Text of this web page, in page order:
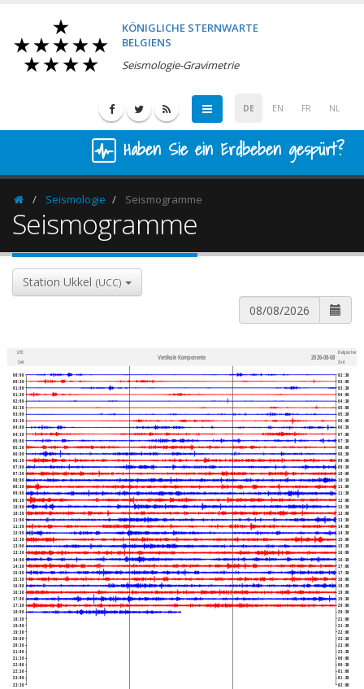
KÖNIGLICHE STERNWARTE
BELGIENS
Seismologie-Gravimetrie
DE EN FR NL
Haben Sie ein Erdbeben gespürt?
HomepageSeismologie Seismogramme
Seismogramme
Station Ukkel (UCC)
UTC
Zeit
Vertikale Komponente 2026-08-08
Belgischer
Zeit
00:00
00:30
01:00
01:30
02:00
02:30
03:00
03:30
04:00
04:30
05:00
05:30
06:00
06:30
07:00
07:30
08:00
08:30
09:00
09:30
10:00
10:30
11:00
11:30
12:00
12:30
13:00
13:30
14:00
14:30
15:00
15:30
16:00
16:30
17:00
17:30
18:00
18:30
19:00
19:30
20:00
20:30
21:00
21:30
22:00
22:30
23:00
23:30
02:30
03:00
03:30
04:00
04:30
05:00
05:30
06:00
06:30
07:00
07:30
08:00
08:30
09:00
09:30
10:00
10:30
11:00
11:30
12:00
12:30
13:00
13:30
14:00
14:30
15:00
15:30
16:00
16:30
17:00
17:30
18:00
18:30
19:00
19:30
20:00
20:30
21:00
21:30
22:00
22:30
23:00
23:30
00:00
00:30
01:00
01:30
02:00